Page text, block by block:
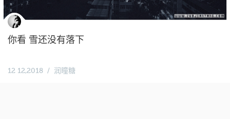
你看 雪还没有落下
12 12,2018 润瞳糖